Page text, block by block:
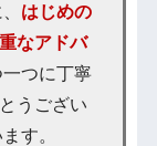
はじめの
なアドバ
つに丁寧
うござい
す。